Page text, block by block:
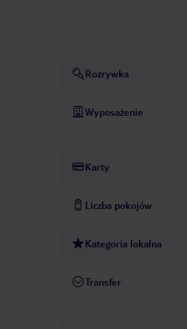
Rozrywka
Wyposażenie
Karty
Liczba pokojów
Kategoria lokalna
Transfer